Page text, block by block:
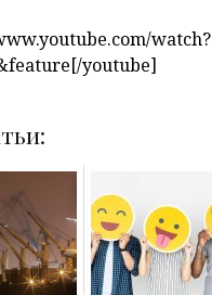
watch?
youtube]